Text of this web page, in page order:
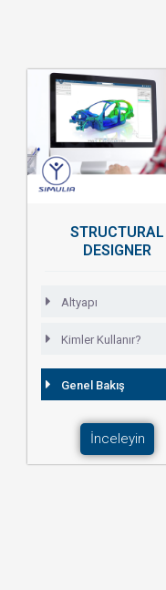
STRUCTURAL
DESIGNER
Altyapı
Kimler Kullanır?
Genel Bakış
İnceleyin